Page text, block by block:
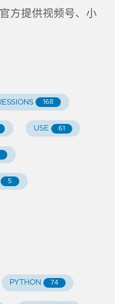
方提供视频号、小
168
USE 61
5
PYTHON 74